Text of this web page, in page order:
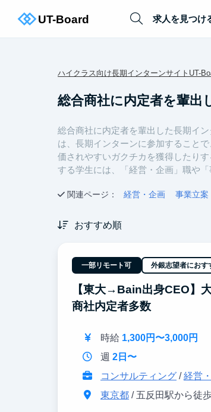
求人を見つけ
ハイクラス向け長期インターンサイトUT-
総合商社に内定者を輩出
総合商社に内定者を輩出した長期イ
は、長期インターンに参加すること
価されやすいガクチカを獲得したり
する学生には、「経営・企画」職や
関連ページ： 経営・企画 事業立案
おすすめ順
一部リモート可 外銀志望者におす
【東大→Bain出身CEO】
商社内定者多数
時給 1,300円〜3,000円
週 2日〜
コンサルティング/経営
東京都/ 五反田駅から徒